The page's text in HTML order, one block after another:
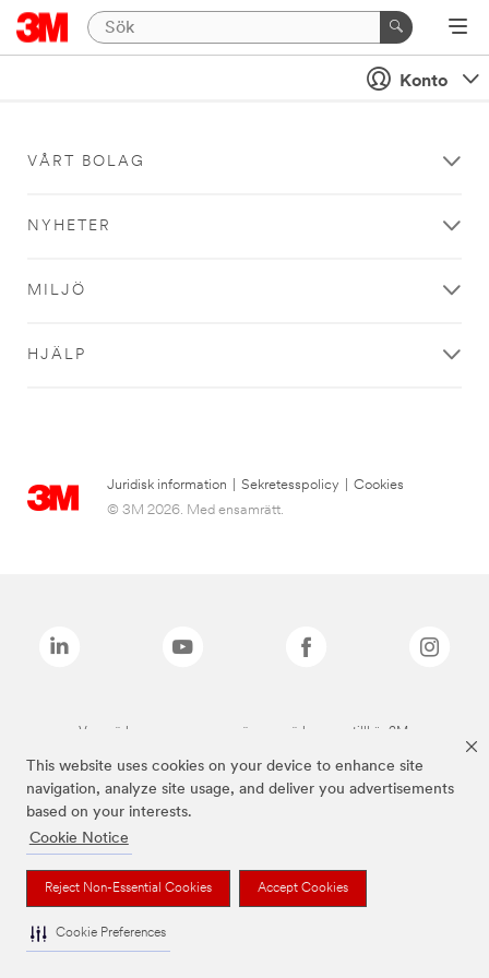
This website uses cookies on your device to enhance site
navigation, analyze site usage, and deliver you advertisements
based on your interests.
Cookie Notice
Reject Non-Essential Cookies Accept Cookies
Cookie Preferences
Konto
VÅRT BOLAG
NYHETER
MILJÖ
HJÄLP
Juridisk information Sekretesspolicy
Cookies
© 3M 2026. Med ensamrätt.
Varumärken som anges ovan är varumärken som tillhör 3M.